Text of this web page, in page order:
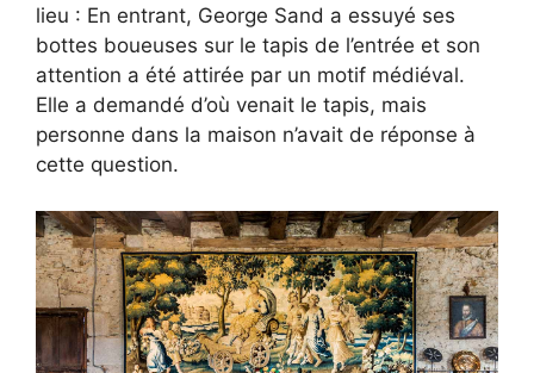
lieu : En entrant, George Sand a essuyé ses
bottes boueuses sur le tapis de l’entrée et son
attention a été attirée par un motif médiéval.
Elle a demandé d’où venait le tapis, mais
personne dans la maison n’avait de réponse à
cette question.